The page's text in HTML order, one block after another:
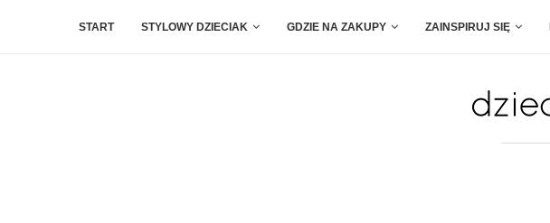
START STYLOWY DZIECIAK GDZIE NA ZAKUPY ZAINSPIRUJ SIĘ